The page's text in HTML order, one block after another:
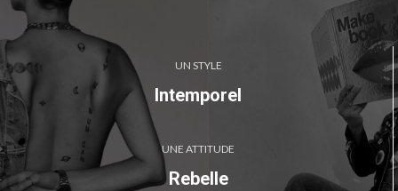
UN STYLE
Intemporel
UNE ATTITUDE
Rebelle